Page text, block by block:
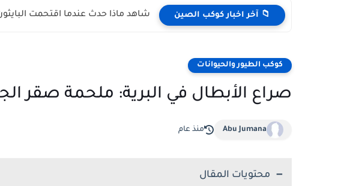
📁 آخر اخبار كوكب الصين شاهد ماذا حدث عندما اقتحمت
كوكب الطيور والحيوانات
صراع الأبطال في البرية: ملحمة صقر
Abu Jumana منذ عام
محتويات المقال